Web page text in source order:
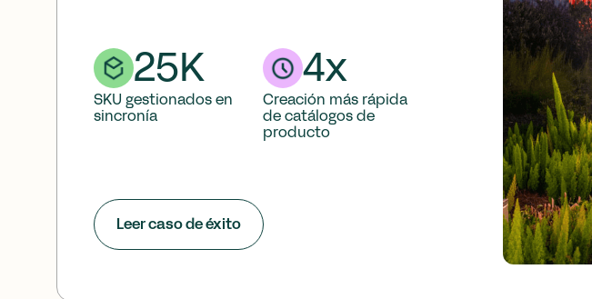
25K
SKU gestionados en
sincronía
4x
Creación más rápida
de catálogos de
producto
Leer caso de éxito